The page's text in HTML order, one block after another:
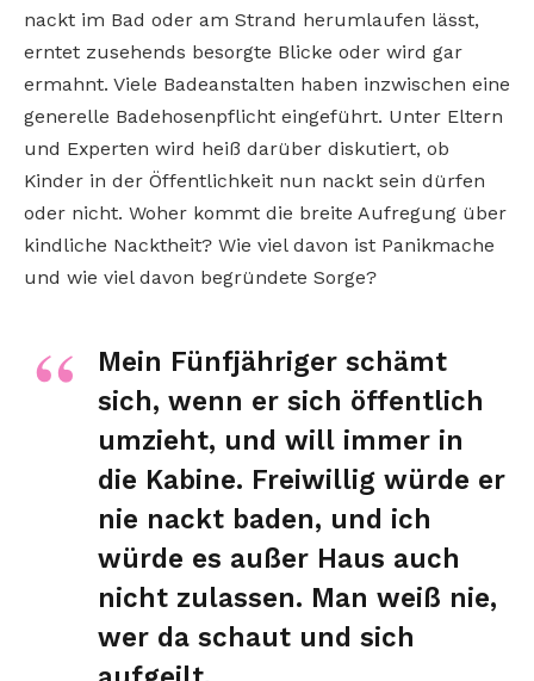
nackt im Bad oder am Strand herumlaufen lässt,
erntet zusehends besorgte Blicke oder wird gar
ermahnt. Viele Badeanstalten haben inzwischen eine
generelle Badehosenpflicht eingeführt. Unter Eltern
und Experten wird heiß darüber diskutiert, ob
Kinder in der Öffentlichkeit nun nackt sein dürfen
oder nicht. Woher kommt die breite Aufregung über
kindliche Nacktheit? Wie viel davon ist Panikmache
und wie viel davon begründete Sorge?
Mein Fünfjähriger schämt
sich, wenn er sich öffentlich
umzieht, und will immer in
die Kabine. Freiwillig würde er
nie nackt baden, und ich
würde es außer Haus auch
nicht zulassen. Man weiß nie,
wer da schaut und sich